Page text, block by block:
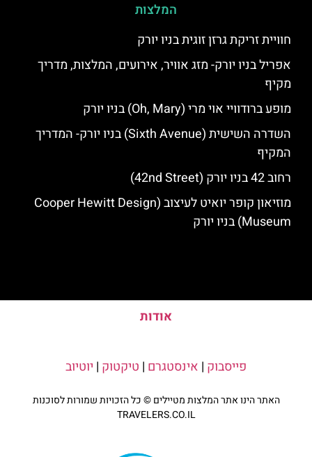
המלצות
חוויית זריקת גרזן זוגית בניו יורק
אפריל בניו יורק- מזג אוויר, אירועים, המלצות, מדריך
מקיף
מופע ברודוויי אוי מרי (Oh, Mary) בניו יורק
השדרה השישית (Sixth Avenue) בניו יורק- המדריך
המקיף
רחוב 42 בניו יורק (42nd Street)
מוזיאון קופר יואיט לעיצוב (Cooper Hewitt Design
Museum) בניו יורק
אודות
פייסבוק | אינסטגרם | טיקטוק | יוטיוב
האתר הינו אתר המלצות מטיילים © כל הזכויות שמורות לסוכנות
TRAVELERS.CO.IL